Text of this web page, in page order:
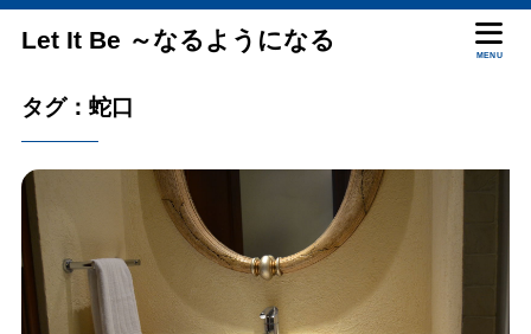
Let It Be ～なるようになる
MENU
タグ：蛇口